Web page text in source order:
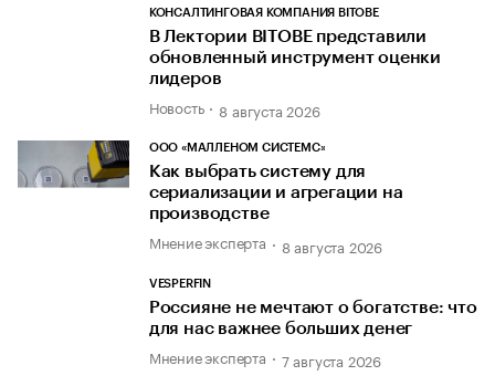
КОНСАЛТИНГОВАЯ КОМПАНИЯ BITOBE
В Лектории BITOBE представили
обновленный инструмент оценки
лидеров
Новость 8 августа 2026
ООО «МАЛЛЕНОМ СИСТЕМС»
Как выбрать систему для
сериализации и агрегации на
производстве
Мнение эксперта 8 августа 2026
VESPERFIN
Россияне не мечтают о богатстве: что
для нас важнее больших денег
Мнение эксперта 7 августа 2026